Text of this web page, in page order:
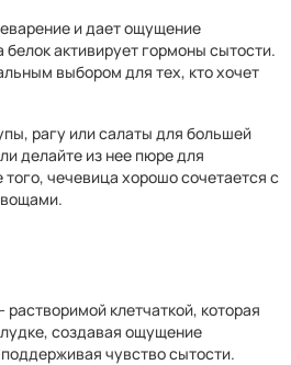
и дает ощущение
активирует гормоны сытости.
выбором для тех, кто хочет
рагу или салаты для большей
делайте из нее пюре для
чечевица хорошо сочетается с
клетчаткой, которая
создавая ощущение
чувство сытости.